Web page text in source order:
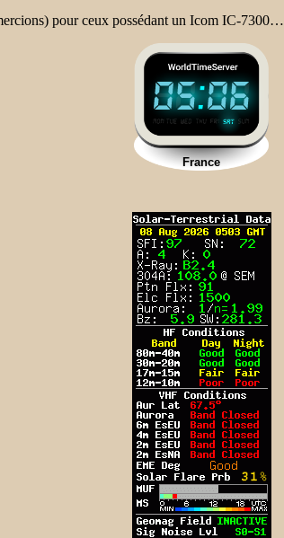
pour ceux possédant un Icom IC-7300…